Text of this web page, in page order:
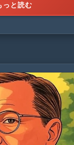
っと読む